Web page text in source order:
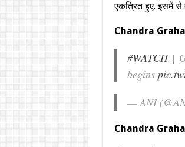
एकत्रित हुए. इसमें से
Chandra
#WATCH|
begins
— ANI
Chandra Grahan